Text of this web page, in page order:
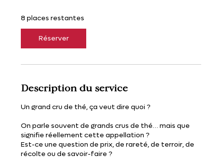
8 places restantes
Réserver
Description du service
Un grand cru de thé, ça veut dire quoi ?
On parle souvent de grands crus de thé… mais que
signifie réellement cette appellation ?
Est-ce une question de prix, de rareté, de terroir, de
récolte ou de savoir-faire ?